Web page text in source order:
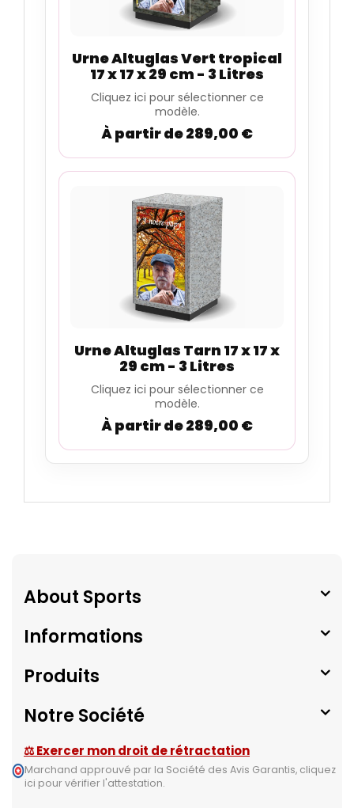
Urne Altuglas Vert tropical
17 x 17 x 29 cm - 3 Litres
Cliquez ici pour sélectionner ce
modèle.
À partir de 289,00 €
Urne Altuglas Tarn 17 x 17 x
29 cm - 3 Litres
Cliquez ici pour sélectionner ce
modèle.
À partir de 289,00 €
About Sports
Informations
Produits
Notre Société
⚖ Exercer mon droit de rétractation
Marchand approuvé par la Société des Avis Garantis, cliquez
ici pour vérifier l'attestation.